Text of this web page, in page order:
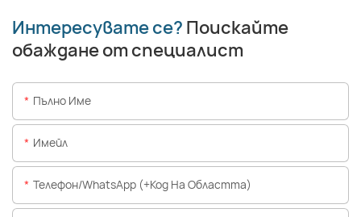
Интересувате се? Поискайте
обаждане от специалист
Пълно Име
Имейл
Телефон/WhatsApp (+Код На Областта)